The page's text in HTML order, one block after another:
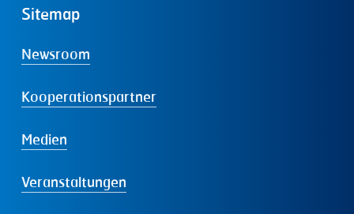
Sitemap
Newsroom
Kooperationspartner
Medien
Veranstaltungen